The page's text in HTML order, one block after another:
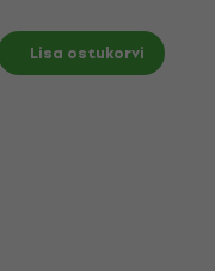
Lisa ostukorvi